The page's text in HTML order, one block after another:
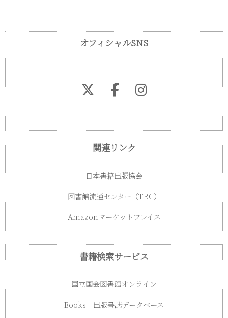
オフィシャルSNS
関連リンク
日本書籍出版協会
図書館流通センター（TRC）
Amazonマーケットプレイス
書籍検索サービス
国立国会図書館オンライン
Books 出版書誌データベース